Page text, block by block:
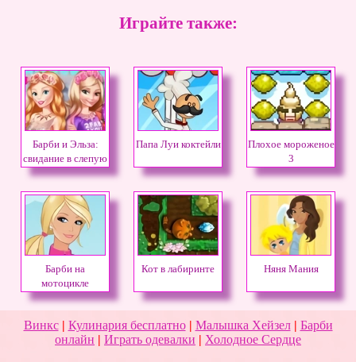
Играйте также:
Барби и Эльза:
свидание в слепую
Папа Луи коктейли
Плохое мороженое
3
Барби на
мотоцикле
Кот в лабиринте Няня Мания
Винкс| Кулинария бесплатно| Малышка Хейзел| Барби
онлайн | Играть одевалки | Холодное Сердце